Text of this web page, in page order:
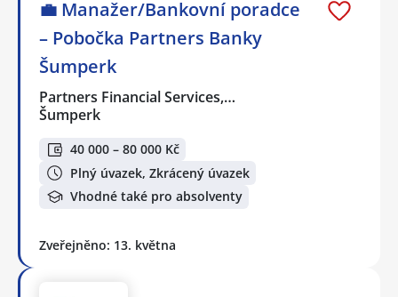
💼 Manažer/Bankovní poradce
– Pobočka Partners Banky
Šumperk
Partners Financial Services,…
Šumperk
40 000 – 80 000 Kč
Plný úvazek, Zkrácený úvazek
Vhodné také pro absolventy
Zveřejněno: 13. května